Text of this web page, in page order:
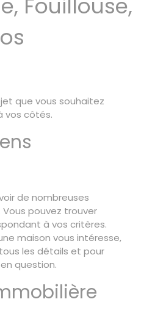
Fouillouse,
que vous souhaitez
vos côtés.
de nombreuses
. Vous pouvez trouver
à vos critères.
maison vous intéresse,
les détails et pour
question.